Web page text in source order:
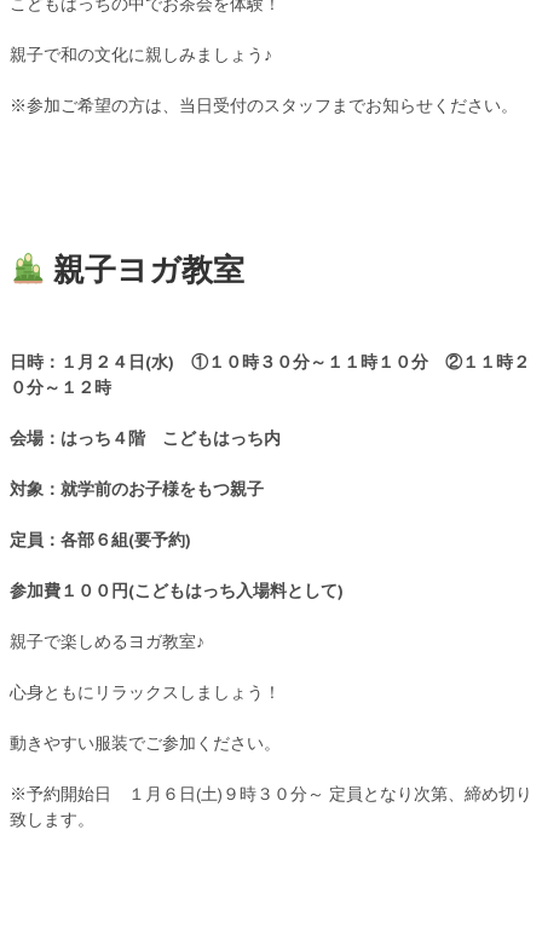
親子で和の文化に親しみましょう♪
※参加ご希望の方は、当日受付のスタッフまでお知らせください。
親子ヨガ教室
日時：１月２４日(水) ①１０時３０分～１１時１０分 ②１１時２
０分～１２時
会場：はっち４階 こどもはっち内
対象：就学前のお子様をもつ親子
定員：各部６組(要予約)
参加費１００円(こどもはっち入場料として)
親子で楽しめるヨガ教室♪
心身ともにリラックスしましょう！
動きやすい服装でご参加ください。
※予約開始日 １月６日(土)９時３０分～ 定員となり次第、締め切り
致します。